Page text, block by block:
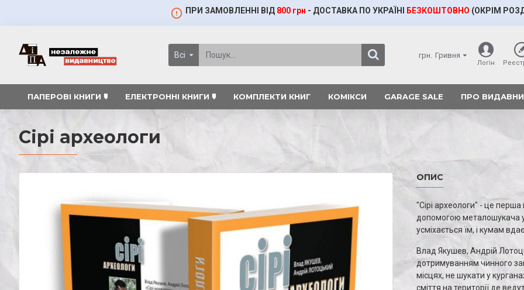
ПРИ ЗАМОВЛЕННІ ВІД 800 грн - ДОСТАВКА ПО УКРАЇНІ БЕЗКОШТОВНО (ОКРІМ
Всі грн. Гривня
Логін
ПАПЕРОВІ КНИГИ 🠷 ЕЛЕКТРОННІ КНИГИ 🠷 КОМПЛЕКТИ КНИГ КОМІКСИ GARAGE SALE ПРО
Сірі археологи
ОПИС
"Сірі археологи" - це перша
допомогою металошукача
усміхається їм, і кумам
Влад Якушев, Андрій
дотримуванням чинного
місцях, не шукати у
сміття на території де